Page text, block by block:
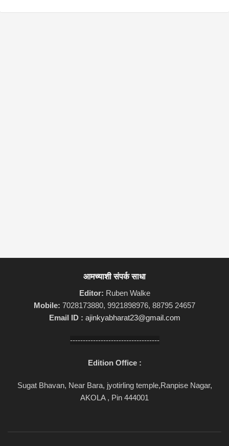
आमच्याशी संपर्क साधा
Editor: Ruben Walke
Mobile: 7028173880, 9921898976, 88795 24657
Email ID : ajinkyabharat23@gmail.com
-----------------------------------
Edition Office :
Sugat Bhavan, Near Bara, jyotirling temple,Ranpise Nagar,
AKOLA , Pin 444001